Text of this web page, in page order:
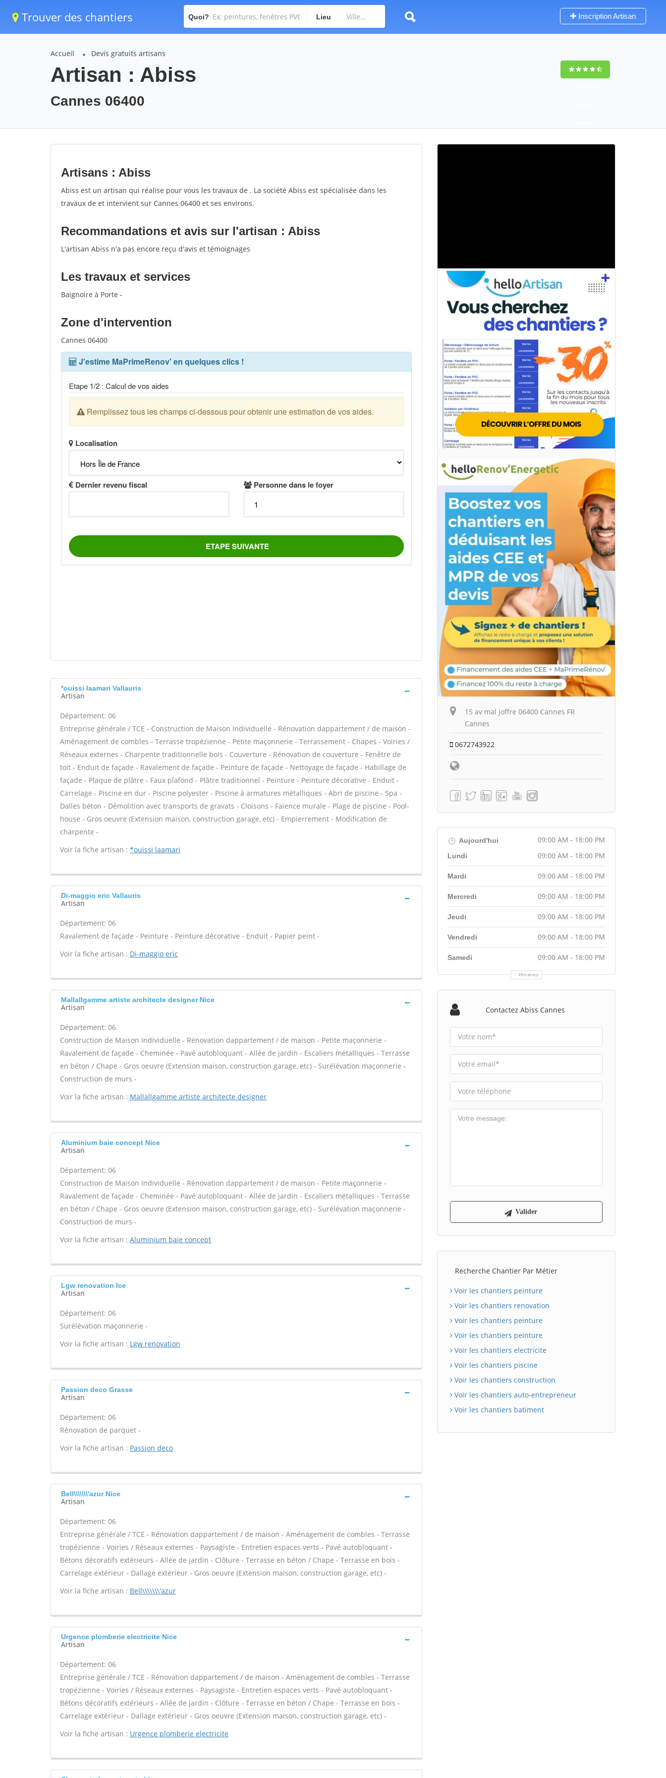
Trouver des chantiers Quoi? Lieu Inscription Artisan
Accueil Devis gratuits artisans
Artisan : Abiss
Cannes 06400
Artisans : Abiss
Abiss est un artisan qui réalise pour vous les travaux de . La société Abiss est spécialisée dans les
travaux de et intervient sur Cannes 06400 et ses environs.
Recommandations et avis sur l'artisan : Abiss
L'artisan Abiss n'a pas encore reçu d'avis et témoignages
Les travaux et services
Baignoire à Porte -
Zone d'intervention
Cannes 06400
*ouissi laamari Vallauris
Artisan
Département: 06
Entreprise générale / TCE - Construction de Maison Individuelle - Rénovation dappartement / de maison -
Aménagement de combles - Terrasse tropézienne - Petite maçonnerie - Terrassement - Chapes - Voiries /
Réseaux externes - Charpente traditionnelle bois - Couverture - Rénovation de couverture - Fenêtre de
toit - Enduit de façade - Ravalement de façade - Peinture de façade - Nettoyage de façade - Habillage de
façade - Plaque de plâtre - Faux plafond - Plâtre traditionnel - Peinture - Peinture décorative - Enduit -
Carrelage - Piscine en dur - Piscine polyester - Piscine à armatures métalliques - Abri de piscine - Spa -
Dalles béton - Démolition avec transports de gravats - Cloisons - Faïence murale - Plage de piscine - Pool-
house - Gros oeuvre (Extension maison, construction garage, etc) - Empierrement - Modification de
charpente -
Voir la fiche artisan : *ouissi laamari
Di-maggio eric Vallauris
Artisan
Département: 06
Ravalement de façade - Peinture - Peinture décorative - Enduit - Papier peint -
Voir la fiche artisan : Di-maggio eric
Mallallgamme artiste architecte designer Nice
Artisan
Département: 06
Construction de Maison Individuelle - Rénovation dappartement / de maison - Petite maçonnerie -
Ravalement de façade - Cheminée - Pavé autobloquant - Allée de jardin - Escaliers métalliques - Terrasse
en béton / Chape - Gros oeuvre (Extension maison, construction garage, etc) - Surélévation maçonnerie -
Construction de murs -
Voir la fiche artisan : Mallallgamme artiste architecte designer
Aluminium baie concept Nice
Artisan
Département: 06
Construction de Maison Individuelle - Rénovation dappartement / de maison - Petite maçonnerie -
Ravalement de façade - Cheminée - Pavé autobloquant - Allée de jardin - Escaliers métalliques - Terrasse
en béton / Chape - Gros oeuvre (Extension maison, construction garage, etc) - Surélévation maçonnerie -
Construction de murs -
Voir la fiche artisan : Aluminium baie concept
Lgw renovation Ice
Artisan
Département: 06
Surélévation maçonnerie -
Voir la fiche artisan : Lgw renovation
Passion deco Grasse
Artisan
Département: 06
Rénovation de parquet -
Voir la fiche artisan : Passion deco
Bell\\\\\\\'azur Nice
Artisan
Département: 06
Entreprise générale / TCE - Rénovation dappartement / de maison - Aménagement de combles - Terrasse
tropézienne - Voiries / Réseaux externes - Paysagiste - Entretien espaces verts - Pavé autobloquant -
Bétons décoratifs extérieurs - Allée de jardin - Clôture - Terrasse en béton / Chape - Terrasse en bois -
Carrelage extérieur - Dallage extérieur - Gros oeuvre (Extension maison, construction garage, etc) -
Voir la fiche artisan : Bell\\\\\\\'azur
Urgence plomberie electricite Nice
Artisan
Département: 06
Entreprise générale / TCE - Rénovation dappartement / de maison - Aménagement de combles - Terrasse
tropézienne - Voiries / Réseaux externes - Paysagiste - Entretien espaces verts - Pavé autobloquant -
Bétons décoratifs extérieurs - Allée de jardin - Clôture - Terrasse en béton / Chape - Terrasse en bois -
Carrelage extérieur - Dallage extérieur - Gros oeuvre (Extension maison, construction garage, etc) -
Voir la fiche artisan : Urgence plomberie electricite
15 av mal joffre 06400 Cannes FR
Cannes
0672743922
Aujourd'hui 09:00 AM - 18:00 PM
Horaires
Lundi 09:00 AM - 18:00 PM
Mardi 09:00 AM - 18:00 PM
Mercredi 09:00 AM - 18:00 PM
Jeudi 09:00 AM - 18:00 PM
Vendredi 09:00 AM - 18:00 PM
Samedi 09:00 AM - 18:00 PM
Contactez Abiss Cannes
Recherche Chantier Par Métier
Voir les chantiers peinture
Voir les chantiers renovation
Voir les chantiers peinture
Voir les chantiers peinture
Voir les chantiers electricite
Voir les chantiers piscine
Voir les chantiers construction
Voir les chantiers auto-entrepreneur
Voir les chantiers batiment